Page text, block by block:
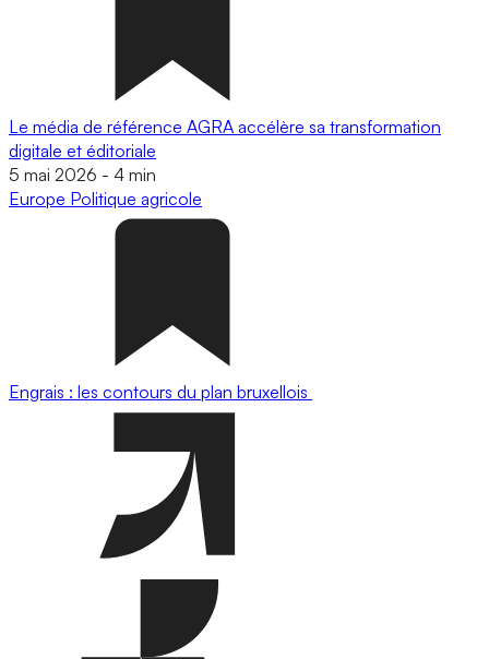
Le média de référence AGRA accélère sa transformation
digitale et éditoriale
5 mai 2026 - 4 min
Europe Politique agricole
Engrais : les contours du plan bruxellois